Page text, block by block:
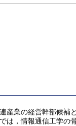
業の経営幹部候補
，情報通信工学の